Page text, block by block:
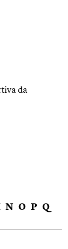
da
N O P Q